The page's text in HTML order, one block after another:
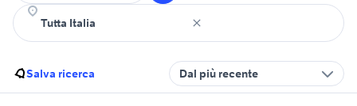
Salva ricerca Dal più recente